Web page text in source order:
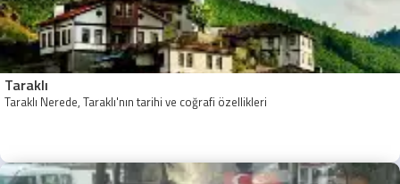
Taraklı
Taraklı Nerede, Taraklı'nın tarihi ve coğrafi özellikleri